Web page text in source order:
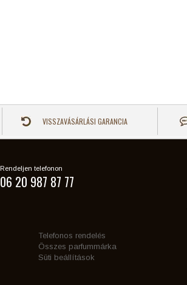
VISSZAVÁSÁRLÁSI GARANCIA
Rendeljen telefonon
06 20 987 87 77
Telefonos rendelés
Összes parfummárka
Süti beállítások